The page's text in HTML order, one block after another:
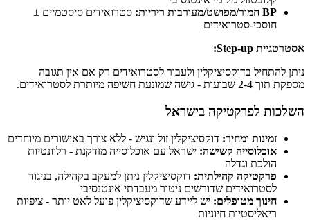
BP חמור/מפושט/מעורבות ריריות:
סטרואידים סיסטמיים ±
חוסכי-סטרואידים
אסטרטגיית Step-up:
ניתן להתחיל בדוקסיציקלין ולעבור לסטרואידים רק אם אין תגובה
מספקת תוך 2-4 שבועות - גישה שמונעת חשיפה מיותרת לסטרואידים.
השלכות לפרקטיקה בישראל
זמינות ומחיר: דוקסיציקלין זול ונגיש - ללא צורך באישורים מיוחדים
אוכלוסייה קשישה: ישראל עם אוכלוסייה מזדקנת - רלוונטיות
הולכת וגדלה
פרקטיקה קהילתית: דוקסיציקלין ניתן למעקב בקהילה, בניגוד
לסטרואידים שדורשים ניטור מעבדתי אינטנסיבי
חינוך מטופלים: יש ליידע שדוקסיציקלין פועל לאט יותר - ציפיות
ריאליסטיות חיוניות